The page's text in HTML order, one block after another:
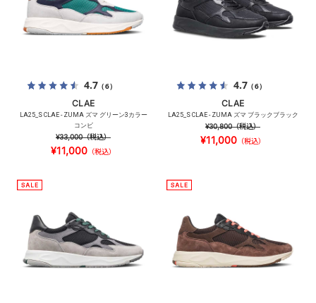
4.7（6）
CLAE
LA25_S CLAE - ZUMA ズマ グリーン3カラー
コンビ
¥33,000（税込）
¥11,000 （税込）
4.7（6）
CLAE
LA25_S CLAE - ZUMA ズマ ブラックブラック
¥30,800（税込）
¥11,000 （税込）